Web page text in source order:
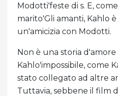
Modotti'feste di s. E,
marito'Gli amanti, Kahlo
un'amicizia con Modotti.
Non è una storia
Kahlo'impossibile, come
stato collegato ad altre
Tuttavia, sebbene il film